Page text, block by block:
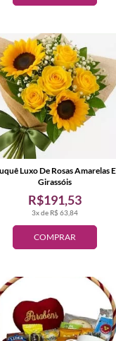
COMPRAR
3x de R$ 63,84
R$191,53
Luxo De Rosas Amarelas E
Girassóis